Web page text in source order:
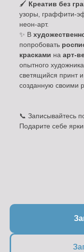
🖌 Креатив без
узоры, граффити-
неон-арт.
✨ В
попробовать
красками на арт-
опытного
светящийся принт
созданную своими
📞 Записывайтесь
Подарите себе